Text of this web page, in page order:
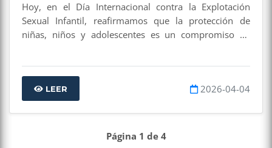
Hoy, en el Día Internacional contra la Explotación
Sexual Infantil, reafirmamos que la protección de
niñas, niños y adolescentes es un compromiso de
que es fundamental prevenir, denunciar y actuar.
LEER 2026-04-04
Página 1 de 4